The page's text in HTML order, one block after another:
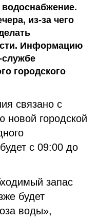
из-за чего
Информацию
городского
связано с
новой городской
с 09:00 до
запас
будет
воды»,